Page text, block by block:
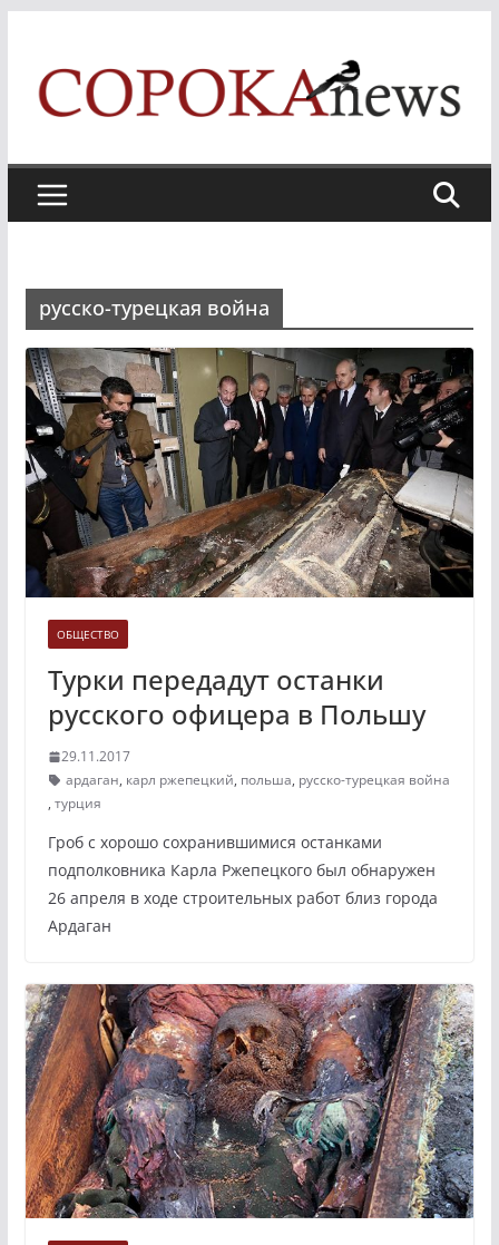
content
русско-турецкая война
ОБЩЕСТВО
Турки передадут останки
русского офицера в Польшу
29.11.2017
ардаган, карл ржепецкий, польша, русско-турецкая война
, турция
Гроб с хорошо сохранившимися останками
подполковника Карла Ржепецкого был обнаружен
26 апреля в ходе строительных работ близ города
Ардаган